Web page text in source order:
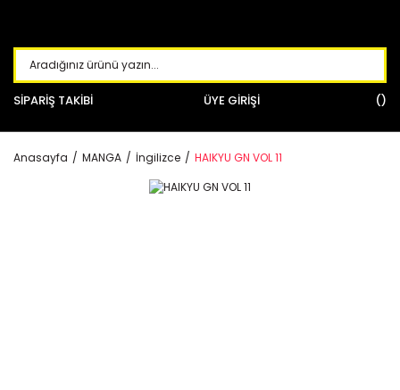
SİPARİŞ TAKİBİ ÜYE GİRİŞİ
Anasayfa MANGA İngilizce HAIKYU GN VOL 11